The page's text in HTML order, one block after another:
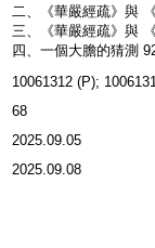
二、《華嚴經疏》與
三、《華嚴經疏》與
四、一個大膽的猜測
10061312 (P);
68
2025.09.05
2025.09.08